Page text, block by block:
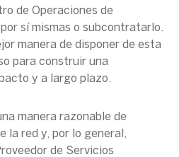
de Operaciones de
sí mismas o subcontratarlo.
manera de disponer de esta
para construir una
y a largo plazo.
manera razonable de
la red y, por lo general,
de Servicios